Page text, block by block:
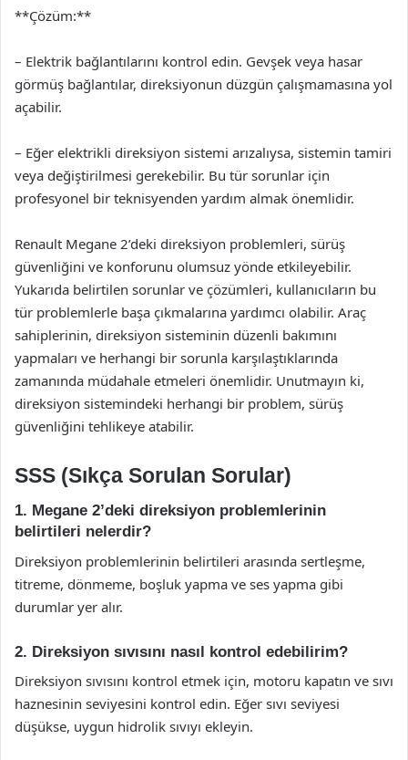
**Çözüm:**
– Elektrik bağlantılarını kontrol edin. Gevşek veya hasar
görmüş bağlantılar, direksiyonun düzgün çalışmamasına yol
açabilir.
– Eğer elektrikli direksiyon sistemi arızalıysa, sistemin tamiri
veya değiştirilmesi gerekebilir. Bu tür sorunlar için
profesyonel bir teknisyenden yardım almak önemlidir.
Renault Megane 2’deki direksiyon problemleri, sürüş
güvenliğini ve konforunu olumsuz yönde etkileyebilir.
Yukarıda belirtilen sorunlar ve çözümleri, kullanıcıların bu
tür problemlerle başa çıkmalarına yardımcı olabilir. Araç
sahiplerinin, direksiyon sisteminin düzenli bakımını
yapmaları ve herhangi bir sorunla karşılaştıklarında
zamanında müdahale etmeleri önemlidir. Unutmayın ki,
direksiyon sistemindeki herhangi bir problem, sürüş
güvenliğini tehlikeye atabilir.
SSS (Sıkça Sorulan Sorular)
1. Megane 2’deki direksiyon problemlerinin
belirtileri nelerdir?
Direksiyon problemlerinin belirtileri arasında sertleşme,
titreme, dönmeme, boşluk yapma ve ses yapma gibi
durumlar yer alır.
2. Direksiyon sıvısını nasıl kontrol edebilirim?
Direksiyon sıvısını kontrol etmek için, motoru kapatın ve sıvı
haznesinin seviyesini kontrol edin. Eğer sıvı seviyesi
düşükse, uygun hidrolik sıvıyı ekleyin.